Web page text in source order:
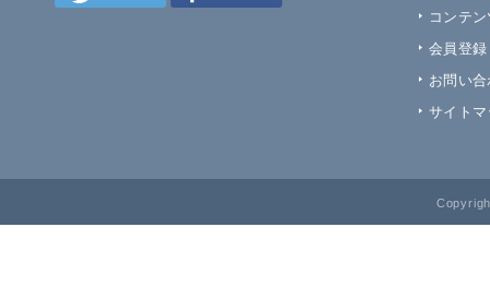
コンテ
会員登録
お問い
サイトマ